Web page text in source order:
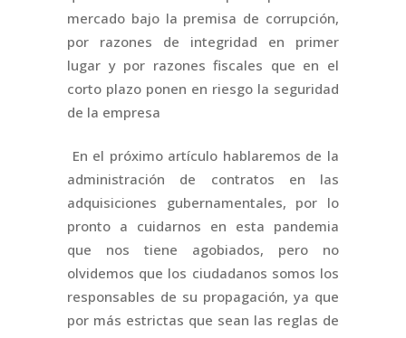
mercado bajo la premisa de corrupción,
por razones de integridad en primer
lugar y por razones fiscales que en el
corto plazo ponen en riesgo la seguridad
de la empresa
En el próximo artículo hablaremos de la
administración de contratos en las
adquisiciones gubernamentales, por lo
pronto a cuidarnos en esta pandemia
que nos tiene agobiados, pero no
olvidemos que los ciudadanos somos los
responsables de su propagación, ya que
por más estrictas que sean las reglas de